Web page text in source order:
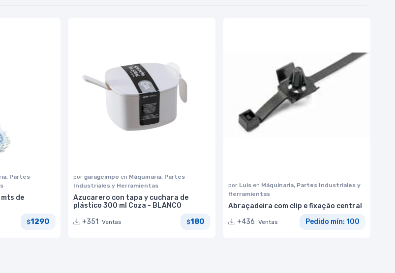
Partes
de
$1290
por garageimpo en Máquinaria, Partes
Industriales y Herramientas
Azucarero con tapa y cuchara de
plástico 300 ml Coza - BLANCO
+351
Ventas $180
por Luis en Máquinaria, Partes Industriales y
Herramientas
Abraçadeira com clip e fixação central
+436 Ventas Pedido mín: 100